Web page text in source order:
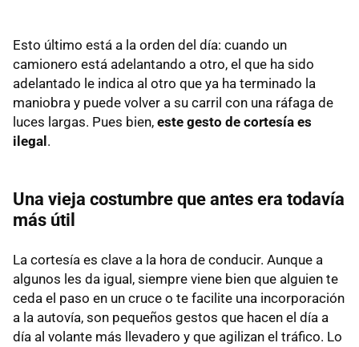
Esto último está a la orden del día: cuando un
camionero está adelantando a otro, el que ha sido
adelantado le indica al otro que ya ha terminado la
maniobra y puede volver a su carril con una ráfaga de
luces largas. Pues bien, este gesto de cortesía es
ilegal .
Una vieja costumbre que antes era todavía
más útil
La cortesía es clave a la hora de conducir. Aunque a
algunos les da igual, siempre viene bien que alguien te
ceda el paso en un cruce o te facilite una incorporación
a la autovía, son pequeños gestos que hacen el día a
día al volante más llevadero y que agilizan el tráfico. Lo